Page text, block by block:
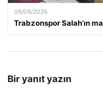
06/08/2026
Trabzonspor Salah’ın
Bir yanıt yazın